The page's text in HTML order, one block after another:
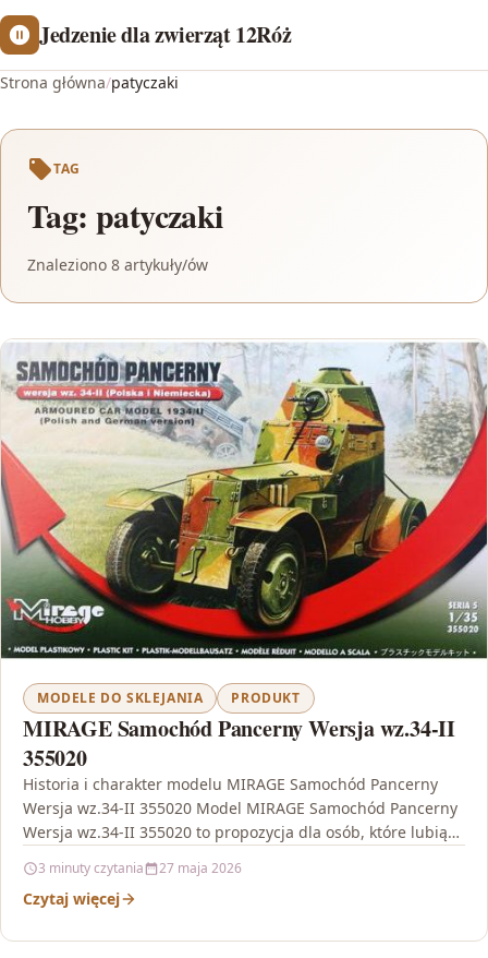
Jedzenie dla zwierząt 12Róż
Strona główna/patyczaki
TAG
Tag: patyczaki
Znaleziono 8 artykuły/ów
MODELE DO SKLEJANIA PRODUKT
MIRAGE Samochód Pancerny Wersja wz.34-II
355020
Historia i charakter modelu MIRAGE Samochód Pancerny
Wersja wz.34-II 355020 Model MIRAGE Samochód Pancerny
Wersja wz.34-II 355020 to propozycja dla osób, które lubią
3 minuty czytania 27 maja 2026
Czytaj więcej